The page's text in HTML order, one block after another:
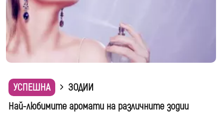
УСПЕШНА
ЗОДИИ
Най-любимите аромати на различните зодии